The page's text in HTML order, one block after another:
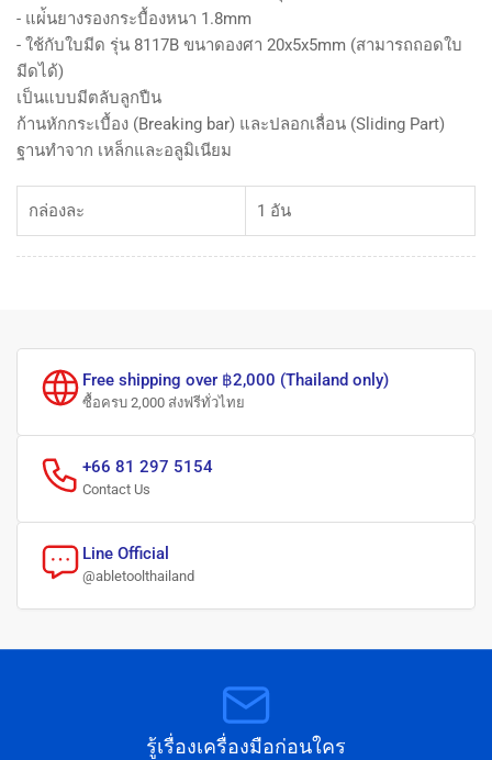
- แผ่้นยางรองกระบื้องหนา 1.8mm
- ใช้กับใบมีด รุ่น 8117B ขนาดองศา 20x5x5mm (สามารถถอดใบ
มีดได้)
เป็นแบบมีตลับลูกปืน
ก้านหักกระเบื้อง (Breaking bar) และปลอกเลื่อน (Sliding Part)
ฐานทำจาก เหล็กและอลูมิเนียม
กล่องละ 1 อัน
Free shipping over ฿2,000 (Thailand only)
ซื้อครบ 2,000 ส่งฟรีทั่วไทย
+66 81 297 5154
Contact Us
Line Official
@abletoolthailand
รู้เรื่องเครื่องมือก่อนใคร